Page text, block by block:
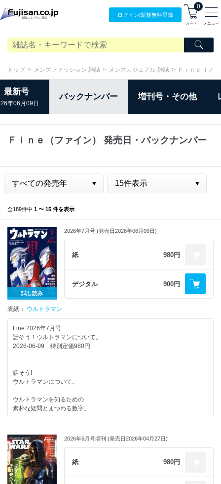
ログイン/新規無料登録
0
カート メニュー
トップ メンズファッション 雑誌 メンズカジュアル 雑誌 Ｆｉｎｅ（ファ
最新号
年06月09日
バックナンバー 増刊号・その他
Ｆｉｎｅ（ファイン） 発売日・バックナンバー
全189件中 1 〜 15 件を表示
試し読み
2026年7月号 (発売日2026年06月09日)
紙 980円
デジタル 900円
表紙： ウルトラマン
Fine 2026年7月号
話そう！ウルトラマンについて。
2026-06-09 特別定価980円
話そう!
ウルトラマンについて。
ウルトラマンを知るための
素朴な疑問とまつわる数字。
ウルトラヒーロー作品の魅力。
ウルトラマンの魅力と
ダンスに通じる身体表現。
世界（EXILE／FANTASTICS from EXILE TRIBE）
2026年6月号増刊 (発売日2026年04月27日)
紙 980円